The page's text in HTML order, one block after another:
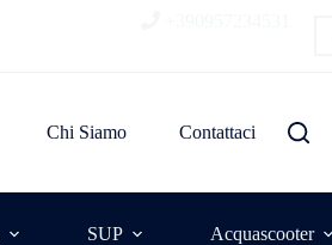
Chi Siamo Contattaci
SUP Acquascooter